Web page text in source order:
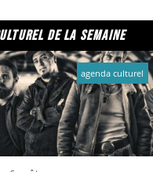
de la semaine
agenda culturel